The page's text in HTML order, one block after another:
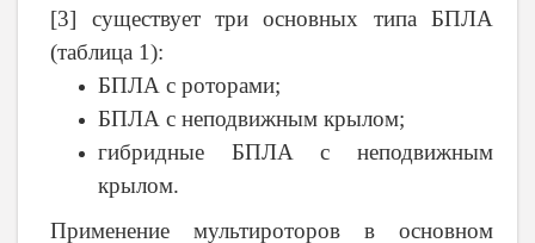
[3] существует три основных типа БПЛА
(таблица 1):
БПЛА с роторами;
БПЛА с неподвижным крылом;
гибридные БПЛА с неподвижным
крылом.
Применение мультироторов в основном